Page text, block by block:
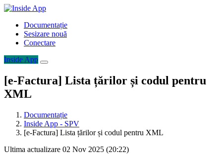
Documentație
Sesizare nouă
Conectare
Inside App
[e-Factura] Lista țărilor și codul pentru
XML
Documentație
Inside App - SPV
[e-Factura] Lista țărilor și codul pentru XML
Ultima actualizare 02 Nov 2025 (20:22)